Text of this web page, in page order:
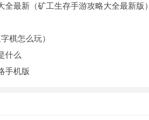
全最新（矿工生存手游攻略大全最新版）
棋怎么玩）
什么
手机版